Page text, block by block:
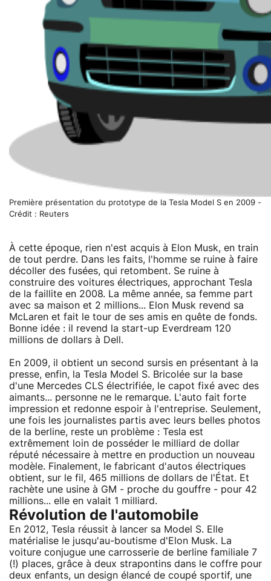
Première présentation du prototype de la Tesla Model S en 2009 -
Crédit : Reuters
À cette époque, rien n'est acquis à Elon Musk, en train
de tout perdre. Dans les faits, l'homme se ruine à faire
décoller des fusées, qui retombent. Se ruine à
construire des voitures électriques, approchant Tesla
de la faillite en 2008. La même année, sa femme part
avec sa maison et 2 millions... Elon Musk revend sa
McLaren et fait le tour de ses amis en quête de fonds.
Bonne idée : il revend la start-up Everdream 120
millions de dollars à Dell.
En 2009, il obtient un second sursis en présentant à la
presse, enfin, la Tesla Model S. Bricolée sur la base
d'une Mercedes CLS électrifiée, le capot fixé avec des
aimants... personne ne le remarque. L'auto fait forte
impression et redonne espoir à l'entreprise. Seulement,
une fois les journalistes partis avec leurs belles photos
de la berline, reste un problème : Tesla est
extrêmement loin de posséder le milliard de dollar
réputé nécessaire à mettre en production un nouveau
modèle. Finalement, le fabricant d'autos électriques
obtient, sur le fil, 465 millions de dollars de l'État. Et
rachète une usine à GM - proche du gouffre - pour 42
millions... elle en valait 1 milliard.
Révolution de l'automobile
En 2012, Tesla réussit à lancer sa Model S. Elle
matérialise le jusqu'au-boutisme d'Elon Musk. La
voiture conjugue une carrosserie de berline familiale 7
(!) places, grâce à deux strapontins dans le coffre pour
deux enfants, un design élancé de coupé sportif, une